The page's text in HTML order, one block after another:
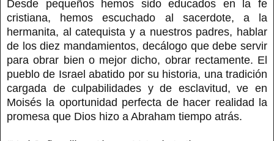
Desde pequeños hemos sido educados en la fe
cristiana, hemos escuchado al sacerdote, a la
hermanita, al catequista y a nuestros padres, hablar
de los diez mandamientos, decálogo que debe servir
para obrar bien o mejor dicho, obrar rectamente. El
pueblo de Israel abatido por su historia, una tradición
cargada de culpabilidades y de esclavitud, ve en
Moisés la oportunidad perfecta de hacer realidad la
promesa que Dios hizo a Abraham tiempo atrás.